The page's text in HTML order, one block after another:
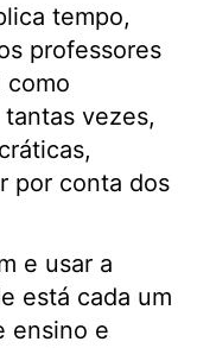
tempo,
professores
como
vezes,
por conta dos
e usar a
está cada um
ensino e